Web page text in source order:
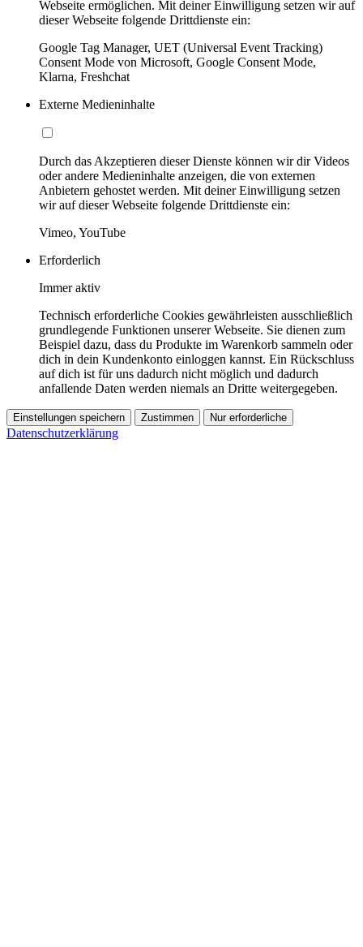
Webseite ermöglichen. Mit deiner Einwilligung setzen wir auf
dieser Webseite folgende Drittdienste ein:
Google Tag Manager, UET (Universal Event Tracking)
Consent Mode von Microsoft, Google Consent Mode,
Klarna, Freshchat
Externe Medieninhalte
Durch das Akzeptieren dieser Dienste können wir dir Videos
oder andere Medieninhalte anzeigen, die von externen
Anbietern gehostet werden. Mit deiner Einwilligung setzen
wir auf dieser Webseite folgende Drittdienste ein:
Vimeo, YouTube
Erforderlich
Immer aktiv
Technisch erforderliche Cookies gewährleisten ausschließlich
grundlegende Funktionen unserer Webseite. Sie dienen zum
Beispiel dazu, dass du Produkte im Warenkorb sammeln oder
dich in dein Kundenkonto einloggen kannst. Ein Rückschluss
auf dich ist für uns dadurch nicht möglich und dadurch
anfallende Daten werden niemals an Dritte weitergegeben.
Einstellungen speichern Zustimmen Nur erforderliche
Datenschutzerklärung